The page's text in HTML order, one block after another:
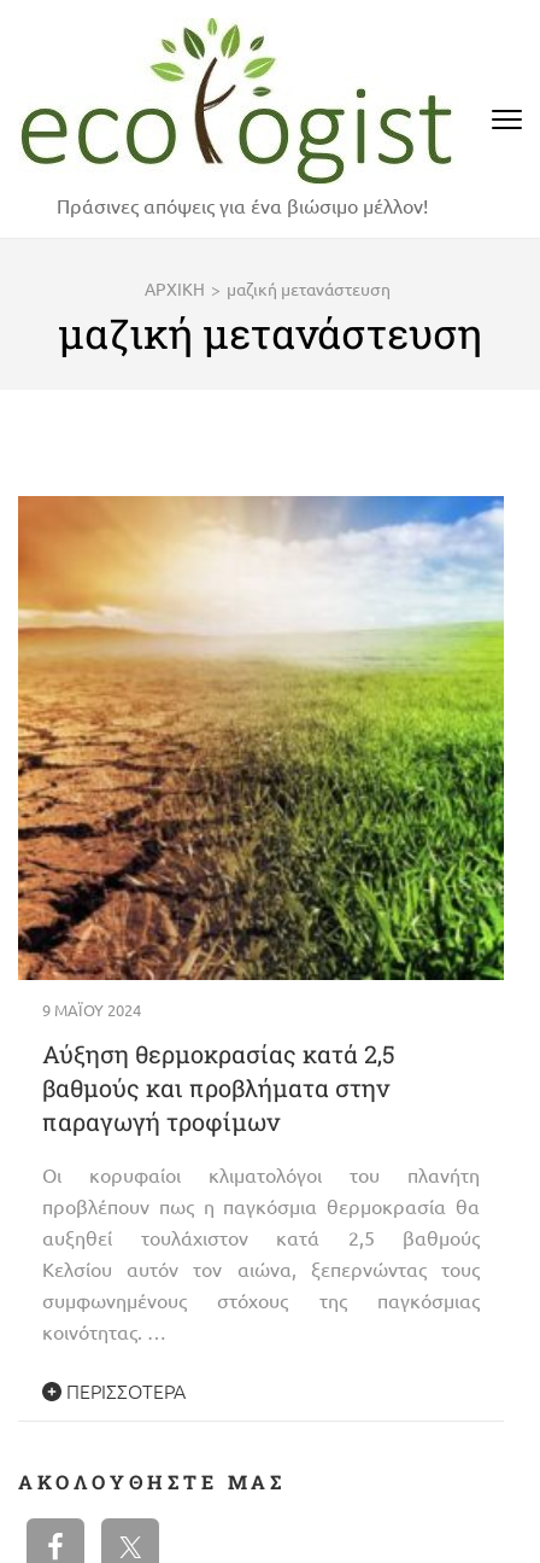
Enter)
Πράσινες απόψεις για ένα βιώσιμο μέλλον!
ΑΡΧΙΚΗ > μαζική μετανάστευση
μαζική μετανάστευση
9 ΜΑΪ́ΟΥ 2024
Αύξηση θερμοκρασίας κατά 2,5
βαθμούς και προβλήματα στην
παραγωγή τροφίμων
Οι κορυφαίοι κλιματολόγοι του πλανήτη
προβλέπουν πως η παγκόσμια θερμοκρασία θα
αυξηθεί τουλάχιστον κατά 2,5 βαθμούς
Κελσίου αυτόν τον αιώνα, ξεπερνώντας τους
συμφωνημένους στόχους της παγκόσμιας
κοινότητας. …
ΠΕΡΙΣΣΌΤΕΡΑ
ΑΚΟΛΟΥΘΉΣΤΕ ΜΑΣ